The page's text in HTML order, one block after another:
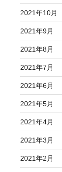
2021年10月
2021年9月
2021年8月
2021年7月
2021年6月
2021年5月
2021年4月
2021年3月
2021年2月